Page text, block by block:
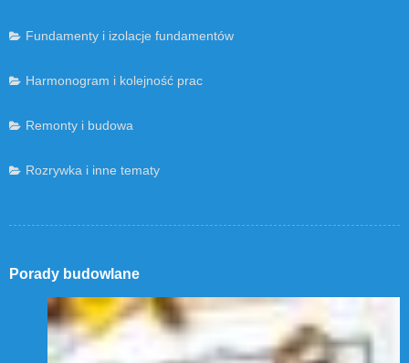
Fundamenty i izolacje fundamentów
Harmonogram i kolejność prac
Remonty i budowa
Rozrywka i inne tematy
Porady budowlane